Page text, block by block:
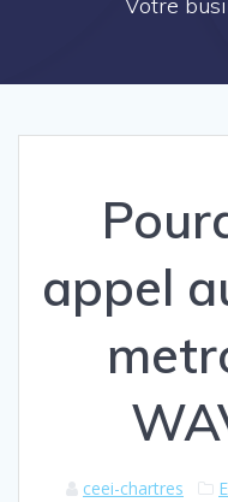
Votre
appel
ceei-chartres